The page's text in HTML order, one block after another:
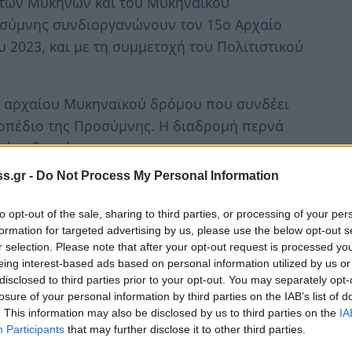
- Do Not Process My Personal Information
opt-out of the sale, sharing to third parties, or processing of your
for targeted advertising by us, please use the below opt-out
selection. Please note that after your opt-out request is processed
interest-based ads based on personal information utilized by us
to third parties prior to your opt-out. You may separately
of your personal information by third parties on the IAB’s list of
This information may also be disclosed by us to third parties on the
Participants that may further disclose it to other third parties.
συνδιοργανώνουν τον 15ο Αρχαίο
και με τη συμμετοχή του Πολιτιστικού
Μυκηναϊκού δρόμου που συνδέει
της Προσύμνης. Η διαδρομή περνά
ενδιαφέροντος.
Ιππείς και Δρομείς – Αθλητές.
και τερματισμός στο μαγευτικό
Άργους Μυκηνών.
χωμάτινη διαδρομή. Θα υπάρχει σταθμός
ακολουθήσουν τον αρχαίο δρόμο μήκους
του Μουσικού σχολείου Αργολίδας (Τ.Δ.